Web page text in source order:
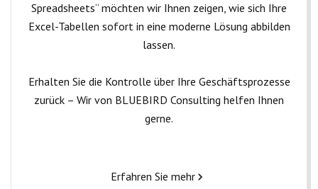
Spreadsheets“ möchten wir Ihnen zeigen, wie sich Ihre
Excel-Tabellen sofort in eine moderne Lösung abbilden
lassen.
Erhalten Sie die Kontrolle über Ihre Geschäftsprozesse
zurück – Wir von BLUEBIRD Consulting helfen Ihnen
gerne.
Erfahren Sie mehr